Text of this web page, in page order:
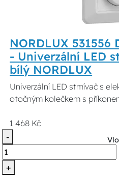
NORDLUX 531556
- Univerzální LED
bílý NORDLUX
Univerzální LED stmívač s
otočným kolečkem s
1 468 Kč
-
+